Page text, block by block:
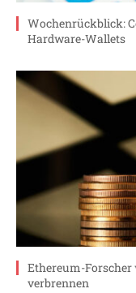
Wochenrückblick:
Hardware-Wallets
Ethereum-
verbrennen